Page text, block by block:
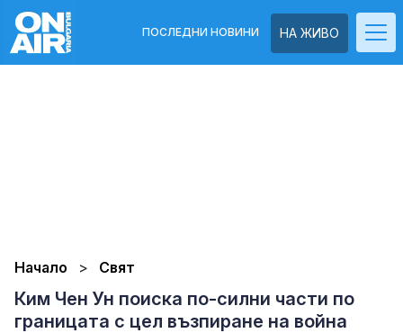
НА ЖИВО
ПОСЛЕДНИ НОВИНИ
Начало Свят
Ким Чен Ун поиска по-силни части по
границата с цел възпиране на война